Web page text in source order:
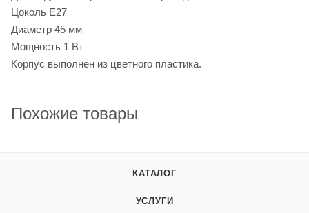
Цоколь Е27
Диаметр 45 мм
Мощность 1 Вт
Корпус выполнен из цветного пластика.
Похожие товары
КАТАЛОГ
УСЛУГИ